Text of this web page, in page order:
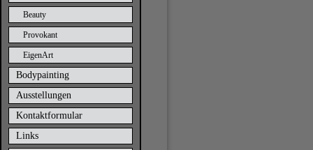
Beauty
Provokant
EigenArt
Bodypainting
Ausstellungen
Kontaktformular
Links